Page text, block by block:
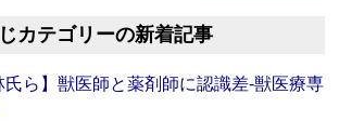
カテゴリーの新着記事
氏ら】獣医師と薬剤師に認識差‐獣医療専